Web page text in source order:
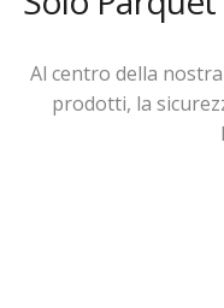
Al centro della
prodotti, la